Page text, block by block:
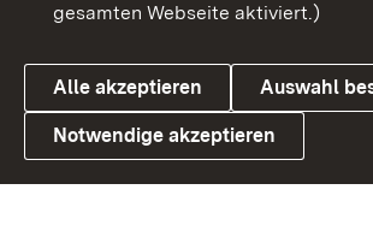
Link zum Landesportal
Cookies
gesamten Webseite aktiviert.)
Alle akzeptieren Auswahl
Notwendige akzeptieren